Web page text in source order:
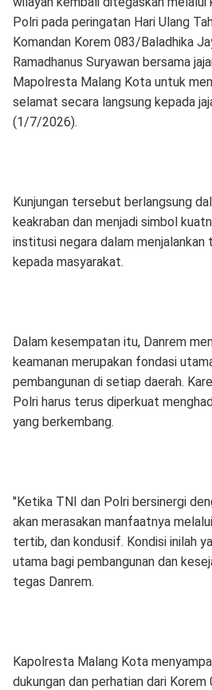
Polri pada peringatan Hari Ulang
Komandan Korem 083/Baladhika
Ramadhanus Suryawan bersama
Mapolresta Malang Kota untuk
selamat secara langsung kepada
(1/7/2026).
Kunjungan tersebut berlangsung
keakraban dan menjadi simbol
institusi negara dalam menjalankan
kepada masyarakat.
Dalam kesempatan itu, Danrem
keamanan merupakan fondasi
pembangunan di setiap daerah.
Polri harus terus diperkuat
yang berkembang.
"Ketika TNI dan Polri bersinergi
akan merasakan manfaatnya
tertib, dan kondusif. Kondisi inilah
utama bagi pembangunan dan
tegas Danrem.
Kapolresta Malang Kota
dukungan dan perhatian dari